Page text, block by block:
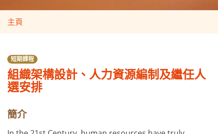
主頁
短期課程
組織架構設計、人力資源編制及繼任人
選安排
簡介